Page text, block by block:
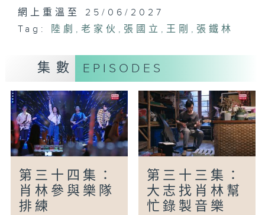
網上重溫至 25/06/2027
Tag:
陸劇 ,老家伙 , 張國立 , 王剛 , 張鐵林
集數 EPISODES
第三十四集：
肖林參與樂隊
排練
第三十三集：
大志找肖林幫
忙錄製音樂